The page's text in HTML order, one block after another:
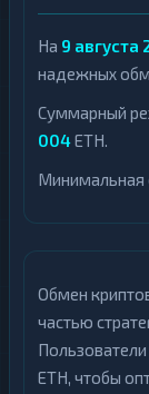
На 9 августа
надежных
Суммарный
004ETH.
Минимальная
Обмен
частью
ETH, чтобы